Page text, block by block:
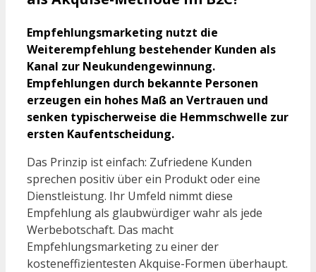
Empfehlungsmarketing nutzt die
Weiterempfehlung bestehender Kunden als
Kanal zur Neukundengewinnung.
Empfehlungen durch bekannte Personen
erzeugen ein hohes Maß an Vertrauen und
senken typischerweise die Hemmschwelle zur
ersten Kaufentscheidung.
Das Prinzip ist einfach: Zufriedene Kunden
sprechen positiv über ein Produkt oder eine
Dienstleistung. Ihr Umfeld nimmt diese
Empfehlung als glaubwürdiger wahr als jede
Werbebotschaft. Das macht
Empfehlungsmarketing zu einer der
kosteneffizientesten Akquise-Formen überhaupt.